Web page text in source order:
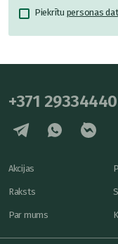
Piekrītu personas
+371 29334440
Akcijas
Raksts
Par mums